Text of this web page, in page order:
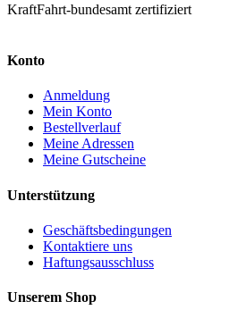
KraftFahrt-bundesamt zertifiziert
Konto
Anmeldung
Mein Konto
Bestellverlauf
Meine Adressen
Meine Gutscheine
Unterstützung
Geschäftsbedingungen
Kontaktiere uns
Haftungsausschluss
Unserem Shop